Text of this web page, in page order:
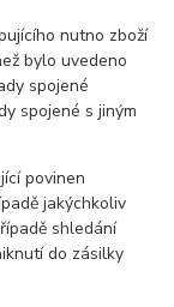
nutno zboží
bylo uvedeno
spojené
spojené s jiným
povinen
jakýchkoliv
shledání
do zásilky